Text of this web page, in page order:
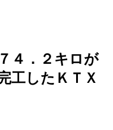
４．２キロが
工したＫＴＸ